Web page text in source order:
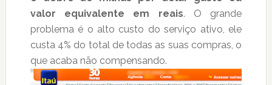
valor equivalente em reais. O grande
problema é o alto custo do serviço ativo, ele
custa 4% do total de todas as suas compras, o
que acaba não compensando.